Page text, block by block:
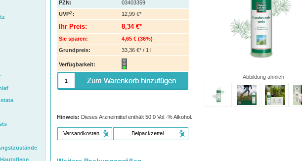
Abbildung ähnlich
PZN:
03403359
UVP2: 12,99 €*
Ihr Preis: 8,34 €*
Sie sparen: 4,65 € (36%)
Grundpreis:
33,36 €* / 1 l
Verfügbarkeit:
Zum Warenkorb hinzufügen
Hinweis: Dieses Arzneimittel enthält 50.0 Vol.-% Alkohol.
Versandkosten Beipackzettel